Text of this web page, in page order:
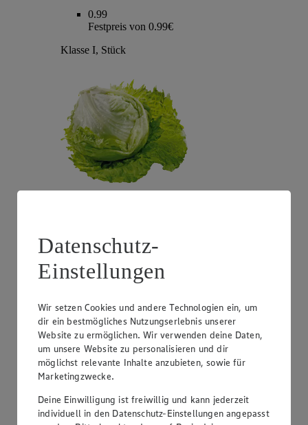
0.99
Festpreis von 0.99€
Klasse I, Stück
1.99
Festpreis von 1.99€
1 kg
Datenschutz-
Einstellungen
Wir setzen Cookies und andere Technologien ein, um
dir ein bestmögliches Nutzungserlebnis unserer
Website zu ermöglichen. Wir verwenden deine Daten,
um unsere Website zu personalisieren und dir
möglichst relevante Inhalte anzubieten, sowie für
Marketingzwecke.
Deine Einwilligung ist freiwillig und kann jederzeit
individuell in den Datenschutz-Einstellungen angepasst